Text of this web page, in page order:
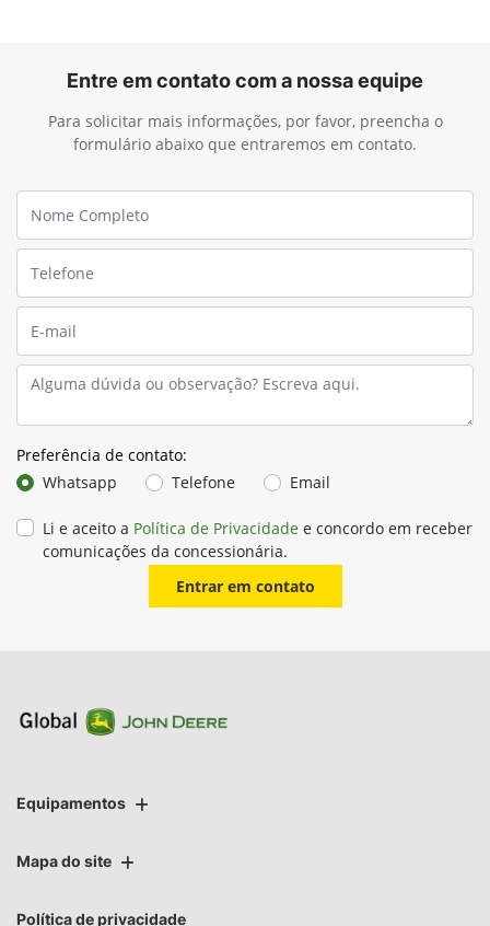
Entre em contato com a nossa equipe
Para solicitar mais informações, por favor, preencha o
formulário abaixo que entraremos em contato.
Preferência de contato:
Whatsapp
Telefone Email
Li e aceito a Política de Privacidade e concordo em receber
comunicações da concessionária.
Entrar em contato
Equipamentos
Mapa do site
Política de privacidade